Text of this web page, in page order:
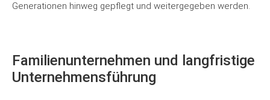
Generationen hinweg gepflegt und weitergegeben werden.
Familienunternehmen und langfristige
Unternehmensführung